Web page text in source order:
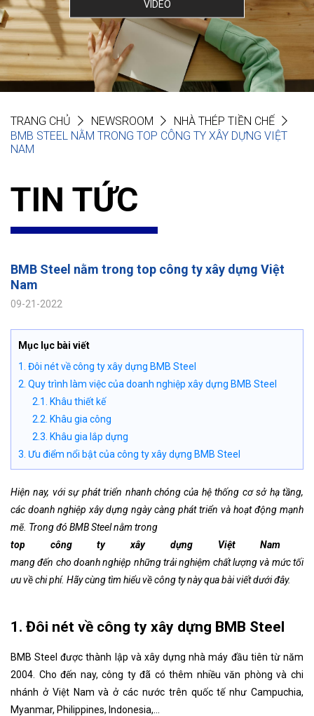
VIDEO
TRANG CHỦ NEWSROOM
NHÀ THÉP TIỀN CHẾ
BMB STEEL NẰM TRONG TOP CÔNG TY XÂY DỰNG VIỆT
NAM
TIN TỨC
BMB Steel nằm trong top công ty xây dựng Việt
Nam
09-21-2022
Mục lục bài viết
1. Đôi nét về công ty xây dựng BMB Steel
2. Quy trình làm việc của doanh nghiệp xây dựng BMB Steel
2.1. Khâu thiết kế
2.2. Khâu gia công
2.3. Khâu gia lắp dựng
3. Ưu điểm nổi bật của công ty xây dựng BMB Steel
Hiện nay, với sự phát triển nhanh chóng của hệ thống cơ sở hạ tầng,
các doanh nghiệp xây dựng ngày càng phát triển và hoạt động mạnh
mẽ. Trong đó BMB Steel nằm trong
top công ty xây dựng Việt Nam
mang đến cho doanh nghiệp những trải nghiệm chất lượng và mức tối
ưu về chi phí. Hãy cùng tìm hiểu về công ty này qua bài viết dưới đây.
1. Đôi nét về công ty xây dựng BMB Steel
BMB Steel được thành lập và xây dựng nhà máy đầu tiên từ năm
2004. Cho đến nay, công ty đã có thêm nhiều văn phòng và chi
nhánh ở Việt Nam và ở các nước trên quốc tế như Campuchia,
Myanmar, Philippines, Indonesia,...